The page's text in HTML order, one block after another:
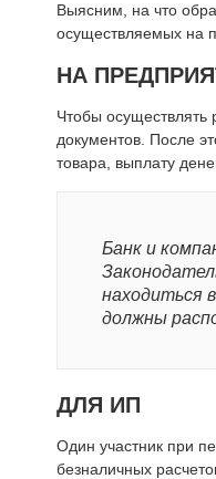
Выясним, на что
осуществляемых на
НА
Чтобы осуществлять
документов. После
товара, выплату
Банк и
находиться
должны
ДЛЯ ИП
Один участник при
безналичных